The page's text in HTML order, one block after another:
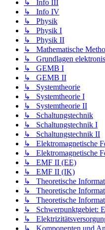
↳ Info III
↳ Info IV
↳ Physik
↳ Physik I
↳ Physik II
↳ Mathematische
↳ Grundlagen
↳ GEMB I
↳ GEMB II
↳ Systemtheorie
↳ Systemtheorie I
↳ Systemtheorie II
↳ Schaltungstechnik
↳ Schaltungstechnik I
↳ Schaltungstechnik II
↳ Elektromagnetische
↳ Elektromagnetische
↳ EMF II (EE)
↳ EMF II (IK)
↳ Theoretische
↳ Theoretische
↳ Theoretische
↳ Schwerpunktgebiet:
↳